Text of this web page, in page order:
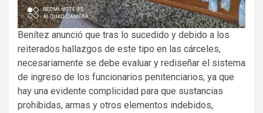
Benítez anunció que tras lo sucedido y debido a los
reiterados hallazgos de este tipo en las cárceles,
necesariamente se debe evaluar y rediseñar el sistema
de ingreso de los funcionarios penitenciarios, ya que
hay una evidente complicidad para que sustancias
prohibidas, armas y otros elementos indebidos,